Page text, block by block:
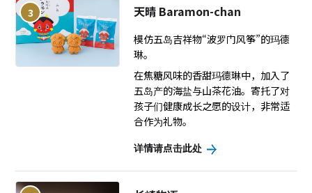
3 天晴 Baramon-chan
模仿五岛吉祥物“波罗门风筝”的玛德
琳。
在焦糖风味的香甜玛德琳中，加入了
五岛产的海盐与山茶花油。寄托了对
孩子们健康成长之愿的设计，非常适
合作为礼物。
详情请点击此处